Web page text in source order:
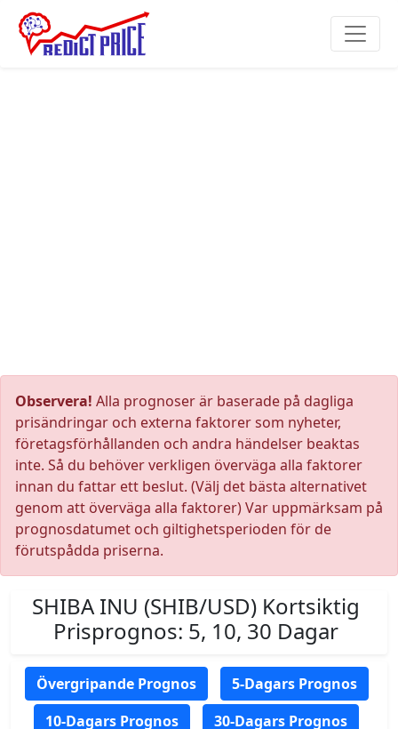
Observera! Alla prognoser är baserade på dagliga
prisändringar och externa faktorer som nyheter,
företagsförhållanden och andra händelser beaktas
inte. Så du behöver verkligen överväga alla faktorer
innan du fattar ett beslut. (Välj det bästa alternativet
genom att överväga alla faktorer) Var uppmärksam på
prognosdatumet och giltighetsperioden för de
förutspådda priserna.
SHIBA INU (SHIB/USD) Kortsiktig
Prisprognos: 5, 10, 30 Dagar
Övergripande Prognos
5-Dagars Prognos
10-Dagars Prognos
30-Dagars Prognos